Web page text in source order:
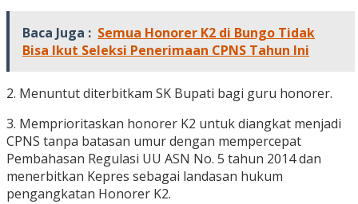
Baca Juga : Semua Honorer K2 di Bungo Tidak
Bisa Ikut Seleksi Penerimaan CPNS Tahun Ini
2. Menuntut diterbitkam SK Bupati bagi guru honorer.
3. Memprioritaskan honorer K2 untuk diangkat menjadi
CPNS tanpa batasan umur dengan mempercepat
Pembahasan Regulasi UU ASN No. 5 tahun 2014 dan
menerbitkan Kepres sebagai landasan hukum
pengangkatan Honorer K2.